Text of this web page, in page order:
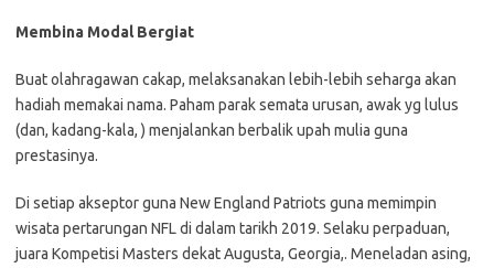
Membina Modal Bergiat
Buat olahragawan cakap, melaksanakan lebih-lebih seharga akan
hadiah memakai nama. Paham parak semata urusan, awak yg lulus
(dan, kadang-kala, ) menjalankan berbalik upah mulia guna
prestasinya.
Di setiap akseptor guna New England Patriots guna memimpin
wisata pertarungan NFL di dalam tarikh 2019. Selaku perpaduan,
juara Kompetisi Masters dekat Augusta, Georgia,. Meneladan asing,